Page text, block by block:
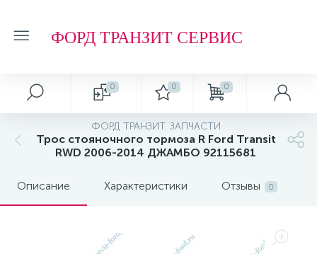
ФОРД ТРАНЗИТ СЕРВИС
0 0 0
ФОРД ТРАНЗИТ. ЗАПЧАСТИ
Трос стояночного тормоза R Ford Transit
RWD 2006-2014 ДЖАМБО 92115681
Описание Характеристики Отзывы 0
Автосервис
Ремонт подвески и ходовой части
Ремонт агрегатов
О магазине
Отзывы о компании
Обзоры и советы
Обзоры
Рейтинг
Т.О. ФОРД ТРАНЗИТ
Фильтр МАСЛЯНЫЙ
Фильтр ТОПЛИВНЫЙ
Фильтр ВОЗДУШНЫЙ